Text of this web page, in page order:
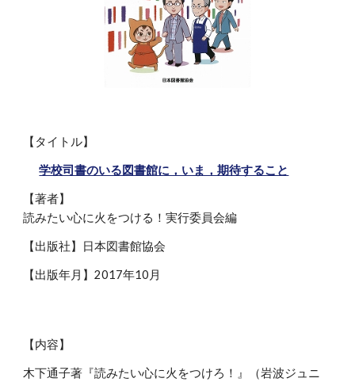
【タイトル】
学校司書のいる図書館に，いま，期待すること
【著者】
読みたい心に火をつける！実行委員会編
【出版社】日本図書館協会
【出版年月】2017年10月
【内容】
木下通子著『読みたい心に火をつけろ！』（岩波ジュニ